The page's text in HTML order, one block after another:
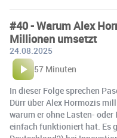
#40 - Warum Alex
Millionen umsetzt
24.08.2025
57 Minuten
In dieser Folge sprechen
Dürr über Alex Hormozis
warum er ohne Lasten-
einfach funktioniert hat. Es